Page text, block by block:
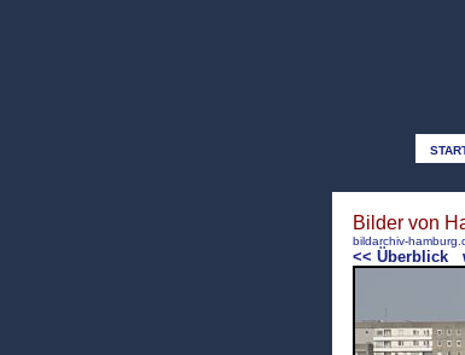
Bilder von
bildarchiv-
<< Überblick